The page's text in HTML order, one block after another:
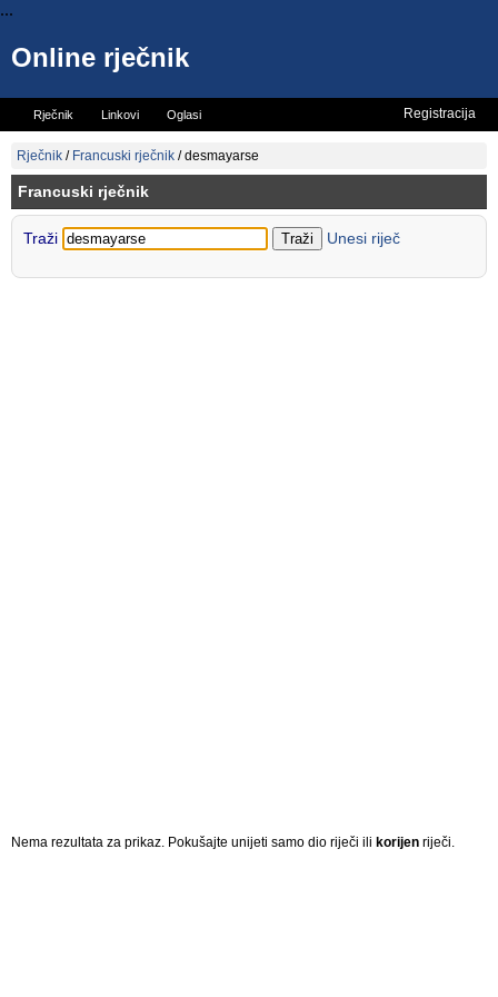
...
Online rječnik
Rječnik Linkovi Oglasi
Vicevi Mini rječnik
Registracija
Rječnik / Francuski rječnik /desmayarse
Francuski rječnik
Traži Unesi riječ
Nema rezultata za prikaz. Pokušajte unijeti samo dio riječi ili korijen riječi.